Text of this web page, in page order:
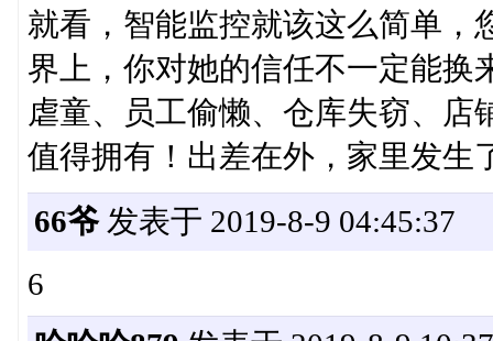
就看，智能监控就该这么简单，
界上，你对她的信任不一定能换
虐童、员工偷懒、仓库失窃、店
值得拥有！出差在外，家里发生
66爷发表于 2019-8-9 04:45:37
6